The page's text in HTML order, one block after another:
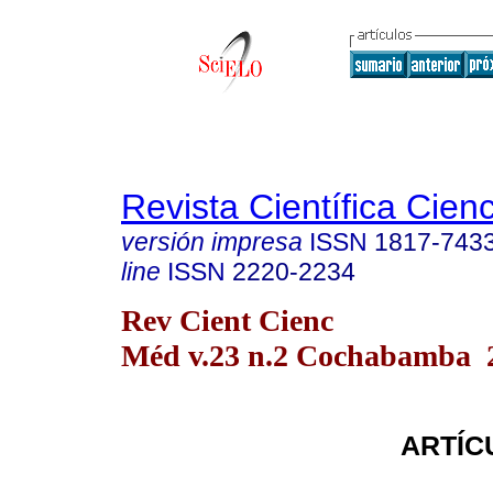
Revista Científica
versión impresa ISSN 1817-
line ISSN 2220-2234
Rev Cient Cienc
Méd v.23 n.2 Cochabamba